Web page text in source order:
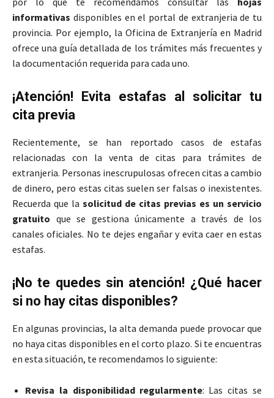
informativas disponibles en el portal de extranjeria de tu
provincia. Por ejemplo, la Oficina de Extranjería en Madrid
ofrece una guía detallada de los trámites más frecuentes y
la documentación requerida para cada uno.
¡Atención! Evita estafas al solicitar tu
cita previa
Recientemente, se han reportado casos de estafas
relacionadas con la venta de citas para trámites de
extranjeria. Personas inescrupulosas ofrecen citas a cambio
de dinero, pero estas citas suelen ser falsas o inexistentes.
Recuerda que la solicitud de citas previas es un servicio
gratuito que se gestiona únicamente a través de los
canales oficiales. No te dejes engañar y evita caer en estas
estafas.
¡No te quedes sin atención! ¿Qué hacer
si no hay citas disponibles?
En algunas provincias, la alta demanda puede provocar que
no haya citas disponibles en el corto plazo. Si te encuentras
en esta situación, te recomendamos lo siguiente:
Revisa la disponibilidad regularmente: Las citas se